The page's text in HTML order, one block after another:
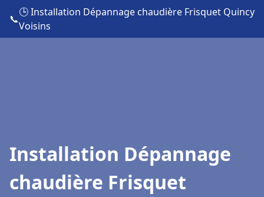
📞
🕒 Installation Dépannage chaudière Frisquet Quincy
Voisins
Installation Dépannage
chaudière Frisquet